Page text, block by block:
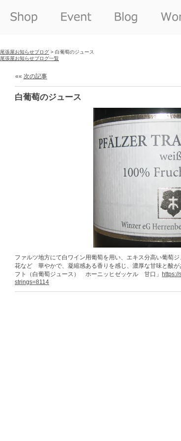
尾張屋お知らせブログ > 白葡萄のジュース
尾張屋お知らせブログ一覧
«« 次の記事
白葡萄のジュース
ファルツ地方にて白ワイン用葡萄を用い、エキス分高い葡萄
花など 華やかで、凝縮感ある香りを感じ、濃厚な甘味と酸
フト（白葡萄ジュース） ホーニッヒゼッケル 甘口」
strings=8114